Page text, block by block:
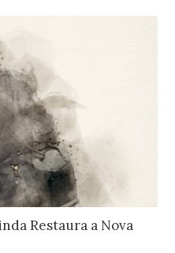
Restaura a Nova